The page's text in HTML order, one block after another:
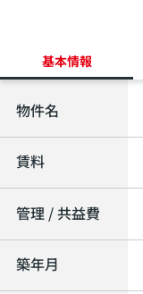
基本情報
物件名
賃料
管理 / 共益費
築年月